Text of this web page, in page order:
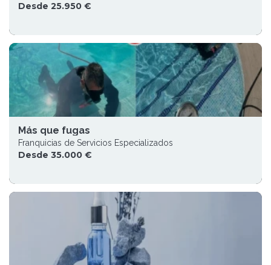
Desde 25.950 €
Más que fugas
Franquicias de Servicios Especializados
Desde 35.000 €